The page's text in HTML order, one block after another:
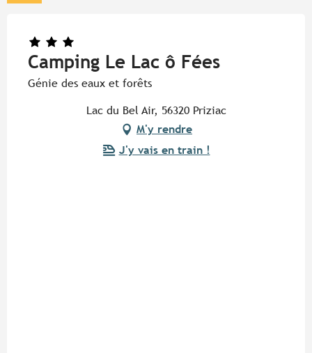
Camping Le Lac ô Fées
Génie des eaux et forêts
Lac du Bel Air, 56320 Priziac
M'y rendre
J'y vais en train !